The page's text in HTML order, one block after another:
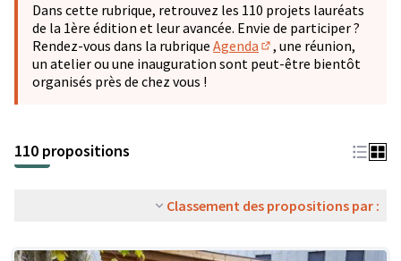
−
Dans cette rubrique, retrouvez les 110 projets lauréats
de la 1ère édition et leur avancée. Envie de participer ?
Rendez-vous dans la rubrique Agenda
(S'ouvre dans un
, une réunion,
un atelier ou une inauguration sont peut-être bientôt
organisés près de chez vous !
110 propositions
Classement des propositions par :